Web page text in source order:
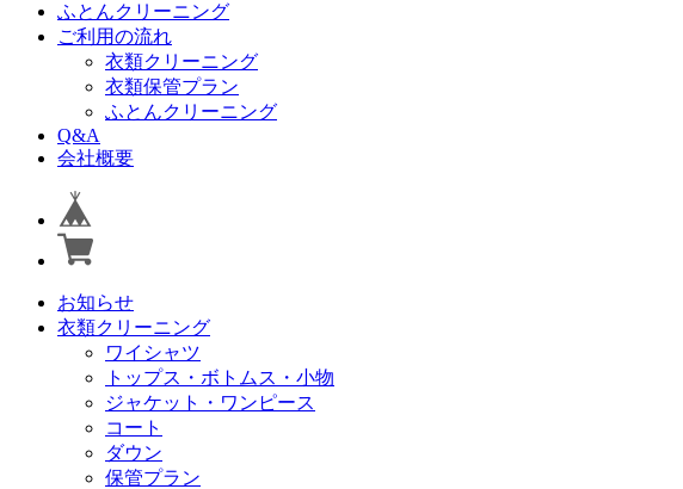
ふとんクリーニング
ご利用の流れ
衣類クリーニング
衣類保管プラン
ふとんクリーニング
Q&A
会社概要
お知らせ
衣類クリーニング
ワイシャツ
トップス・ボトムス・小物
ジャケット・ワンピース
コート
ダウン
保管プラン